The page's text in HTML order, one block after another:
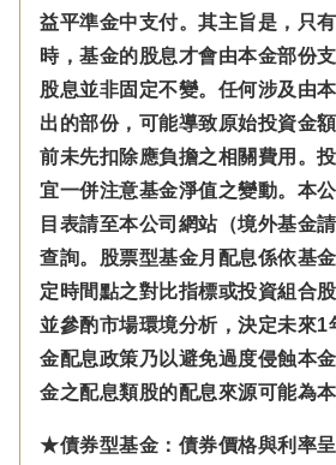
益平準金中支付。 其主旨是，只
時，基金的股息才會由本金部份
股息並非固定不變。 任何涉及由
出的部份，可能導致原始投資金
前未先扣除應負擔之相關費用。
宜一併注意基金淨值之變動。本
目表請至本公司網站（境外基金
查詢。股票型基金月配息係依基
定時間點之對比指標或投資組合
並參酌市場環境分析，決定未來1
金配息政策乃以避免過度侵蝕本
金之配息類股的配息來源可能為本
★債券型基金：債券價格與利率